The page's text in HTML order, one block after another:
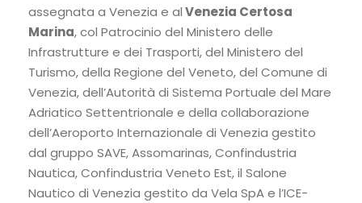
assegnata a Venezia e alVenezia Certosa
Marina, col Patrocinio del Ministero delle
Infrastrutture e dei Trasporti, del Ministero del
Turismo, della Regione del Veneto, del Comune di
Venezia, dell’Autorità di Sistema Portuale del Mare
Adriatico Settentrionale e della collaborazione
dell’Aeroporto Internazionale di Venezia gestito
dal gruppo SAVE, Assomarinas, Confindustria
Nautica, Confindustria Veneto Est, il Salone
Nautico di Venezia gestito da Vela SpA e l’ICE-